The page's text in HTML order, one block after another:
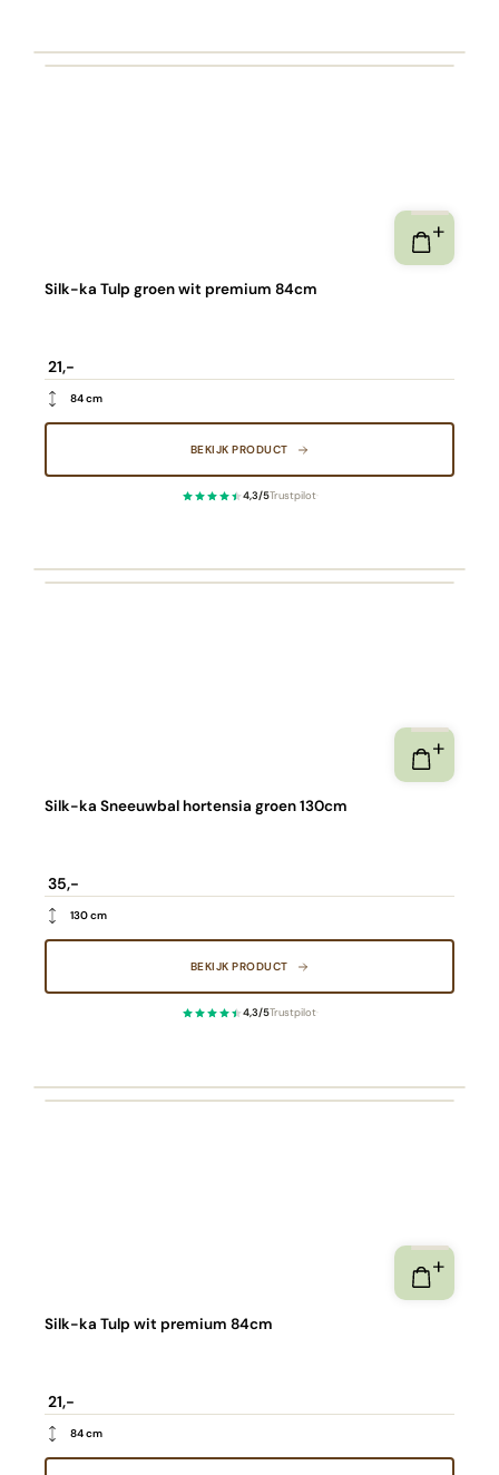
Silk-ka Tulp groen wit premium 84cm
21,-
84 cm
BEKIJK PRODUCT
4,3/5Trustpilot·
Silk-ka Sneeuwbal hortensia groen 130cm
35,-
130 cm
BEKIJK PRODUCT
4,3/5Trustpilot·
Silk-ka Tulp wit premium 84cm
21,-
84 cm